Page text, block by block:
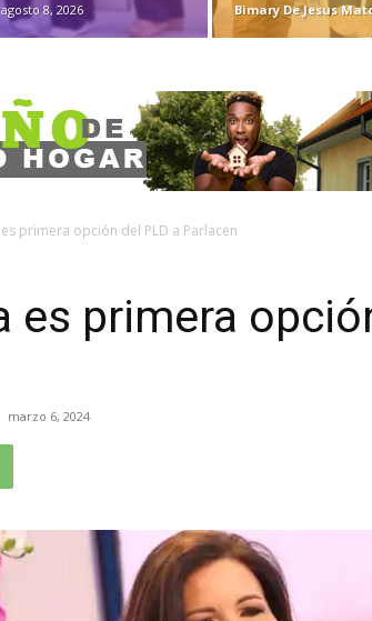
agosto 8, 2026 Bimary De Jesus
primera opción del PLD a Parlacen
es primera
marzo 6, 2024